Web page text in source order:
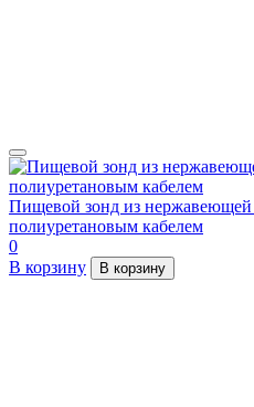
Пищевой зонд из нержавеющей
полиуретановым кабелем
0
В корзину
В корзину